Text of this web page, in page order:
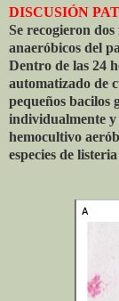
DISCUSIÓN
Se recogieron
anaeróbicos del
Dentro de las 24
automatizado de
pequeños bacilos
individualmente y
hemocultivo
especies de